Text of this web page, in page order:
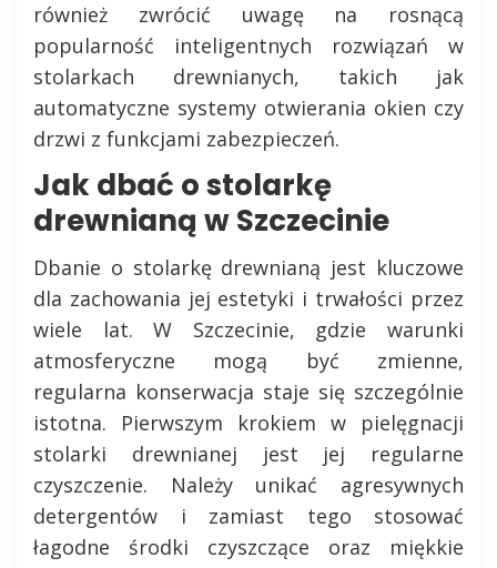
również zwrócić uwagę na rosnącą
popularność inteligentnych rozwiązań w
stolarkach drewnianych, takich jak
automatyczne systemy otwierania okien czy
drzwi z funkcjami zabezpieczeń.
Jak dbać o stolarkę
drewnianą w Szczecinie
Dbanie o stolarkę drewnianą jest kluczowe
dla zachowania jej estetyki i trwałości przez
wiele lat. W Szczecinie, gdzie warunki
atmosferyczne mogą być zmienne,
regularna konserwacja staje się szczególnie
istotna. Pierwszym krokiem w pielęgnacji
stolarki drewnianej jest jej regularne
czyszczenie. Należy unikać agresywnych
detergentów i zamiast tego stosować
łagodne środki czyszczące oraz miękkie